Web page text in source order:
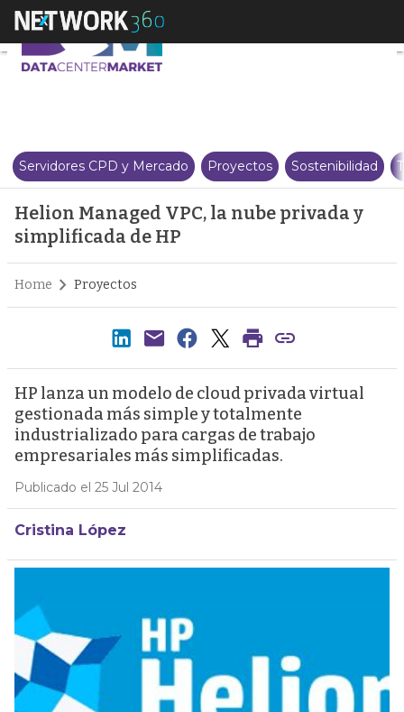
Helion Managed VPC, la nube
Servidores CPD y Mercado Proyectos Sostenibilidad
Helion Managed VPC, la nube privada y
simplificada de HP
Home Proyectos
HP lanza un modelo de cloud privada virtual
gestionada más simple y totalmente
industrializado para cargas de trabajo
empresariales más simplificadas.
Publicado el 25 Jul 2014
Cristina López